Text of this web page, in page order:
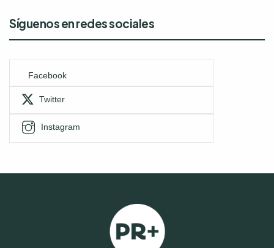
Síguenos en redes sociales
Facebook
Twitter
Instagram